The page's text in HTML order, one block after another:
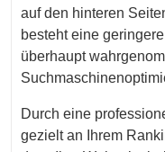
auf den hinteren
besteht eine
überhaupt
Durch eine
gezielt an Ihrem